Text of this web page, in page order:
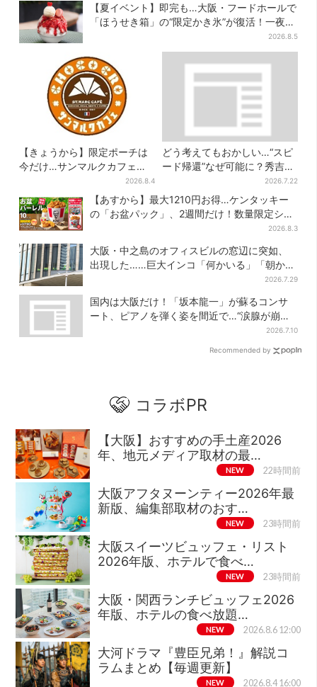
【夏イベント】即完も…大阪・フードホールで
「ほうせき箱」の“限定かき氷”が復活！一夜限
2026.8.5
【きょうから】限定ポーチは
今だけ…サンマルクカフェ初
の「夏福袋」、実質無料でレ
アグッズが手に入る
2026.8.4
どう考えてもおかしい…“スピ
ード帰還”なぜ可能に？秀吉が
噂した、3人目の謀反人【豊臣
兄弟】
2026.7.22
【あすから】最大1210円お得…ケンタッキー
の「お盆パック」、2週間だけ！数量限定シー
2026.8.3
大阪・中之島のオフィスビルの窓辺に突如、
出現した……巨大インコ「何かいる」「朝から
2026.7.29
国内は大阪だけ！「坂本龍一」が蘇るコンサ
ート、ピアノを弾く姿を間近で…“涙腺が崩
2026.7.10
Recommended by
コラボPR
【大阪】おすすめの手土産2026
年、地元メディア取材の最…
NEW 22時間前
大阪アフタヌーンティー2026年最
新版、編集部取材のおす…
NEW 23時間前
大阪スイーツビュッフェ・リスト
2026年版、ホテルで食べ…
NEW 23時間前
大阪・関西ランチビュッフェ2026
年版、ホテルの食べ放題…
NEW 2026.8.6 12:00
大河ドラマ『豊臣兄弟！』解説コ
ラムまとめ【毎週更新】
NEW 2026.8.4 16:00